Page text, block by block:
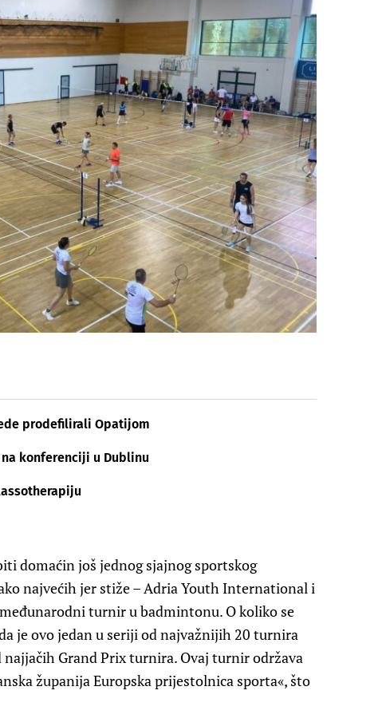
prodefilirali Opatijom
konferenciji u Dublinu
domaćin još jednog sjajnog sportskog
najvećih jer stiže – Adria Youth International i
turnir u badmintonu. O koliko se
je ovo jedan u seriji od najvažnijih 20 turnira
najjačih Grand Prix turnira. Ovaj turnir održava
županija Europska prijestolnica sporta«, što